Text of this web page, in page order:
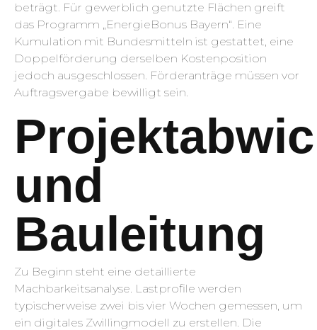
beträgt. Für gewerblich genutzte Flächen greift
das Programm „EnergieBonus Bayern“. Eine
Kumulation mit Bundesmitteln ist gestattet, eine
Doppelförderung derselben Kostenposition
jedoch ausgeschlossen. Förderanträge müssen vor
Auftragsvergabe bewilligt sein.
und
Bauleitung
Zu Beginn steht eine detaillierte
Machbarkeitsanalyse. Lastprofile werden
typischerweise zwei bis vier Wochen gemessen, um
ein digitales Zwillingmodell zu erstellen. Die